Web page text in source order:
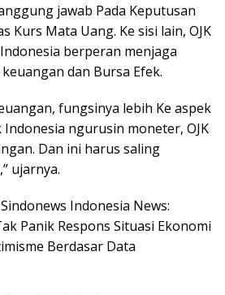
jawab Pada Keputusan
Kurs Mata Uang. Ke sisi lain, OJK
berperan menjaga
dan Bursa Efek.
fungsinya lebih Ke aspek
Indonesia ngurusin moneter, OJK
Dan ini harus saling
ujarnya.
Indonesia News:
Panik Respons Situasi Ekonomi
Berdasar Data